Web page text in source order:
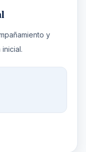
y